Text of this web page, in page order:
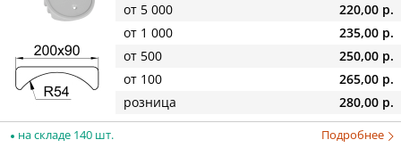
от 5 000
220,00 р.
от 1 000
235,00 р.
от 500
250,00 р.
от 100
265,00 р.
розница
280,00 р.
на складе 140 шт. Подробнее